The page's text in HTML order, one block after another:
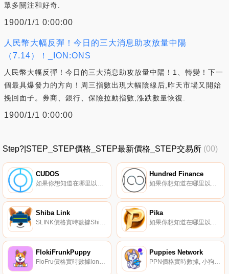
眾多關注和好奇.
1900/1/1 0:00:00
人民幣大幅反彈！今日的三大消息助攻放量中陽
（7.14）！_ION:ONS
人民幣大幅反彈！今日的三大消息助攻放量中陽！1、轉變！下一
個最具爆發力的方向！周三指數出現大幅陰線后,昨天市場又開始
挽回面子。券商、銀行、保險拉動指數,漲跌數量恢復.
1900/1/1 0:00:00
Step?|STEP_STEP價格_STEP最新價格_STEP交易所 (00)
CUDOS Hundred Finance
Shiba Link
SLINK價格實時數據Shiba鏈接于2021年7月2日推出,是一個去中心化的加速器和交換平臺,將早期Cardano創新者和項目與其捐助者社區聯系起來。他們為$Slink持有者提供早期訪問權,并保證分配給種子輪、預售和Cardano項目的私人銷售.
Pika
如果你想知道在哪里以當前價格購買Pika,目前交易{Pika]股票的頂級加密貨幣交易所是CoinTiger和Uniswap（V2）。您可以在我們的加密貨幣交易所頁面上找到其他列表。PIKA是在以太坊網絡上開發的ERC-20代幣.
FlokiFrunkPuppy
FloFru價格實時數據lon；的小狗終于要去火星了,和我們一起護送$FloFru安全進入太空！.
Puppies Network
PPN價格實時數據, 小狗NFT為什么小狗NFT？原因太多了！好吧,也許你想要一個小狗NFT,因為你喜歡小狗。有50種不同品種的小狗可供選擇。因此,你可以根據你現實生活中的個性或你一直希望擁有的個性來選擇品種！也許你是猿、機器人、僵尸或外星人,你想讓小狗感覺更像人.